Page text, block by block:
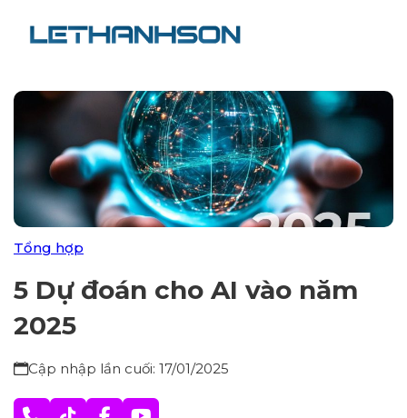
Tổng hợp
5 Dự đoán cho AI vào năm
2025
Cập nhập lần cuối: 17/01/2025